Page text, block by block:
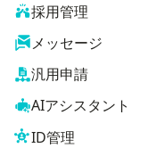
採用管理
メッセージ
汎用申請
AIアシスタント
ID管理